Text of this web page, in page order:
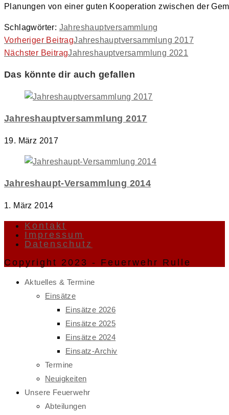
Planungen von einer guten Kooperation zwischen der
Schlagwörter: Jahreshauptversammlung
Weitere
Artikel
ansehen
Vorheriger BeitragJahreshauptversammlung 2017
Nächster BeitragJahreshauptversammlung 2021
Das könnte dir auch gefallen
Jahreshauptversammlung 2017
19. März 2017
Jahreshaupt-Versammlung 2014
1. März 2014
Kontakt
Impressum
Datenschutz
Copyright 2023 - Feuerwehr Rulle
Aktuelles & Termine
Einsätze
Einsätze 2026
Einsätze 2025
Einsätze 2024
Einsatz-Archiv
Termine
Neuigkeiten
Unsere Feuerwehr
Abteilungen